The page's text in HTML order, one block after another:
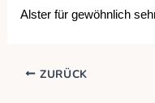
Alster für gewöhnlich
ZURÜCK